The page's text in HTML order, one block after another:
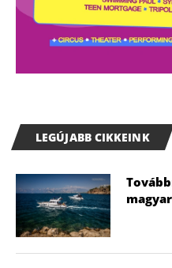
LEGÚJABB CIKKEINK